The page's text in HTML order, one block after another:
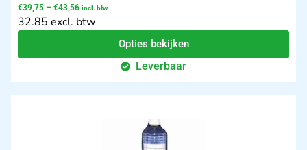
€39,75 – €43,56 incl. btw
32.85 excl. btw
Opties bekijken
Leverbaar